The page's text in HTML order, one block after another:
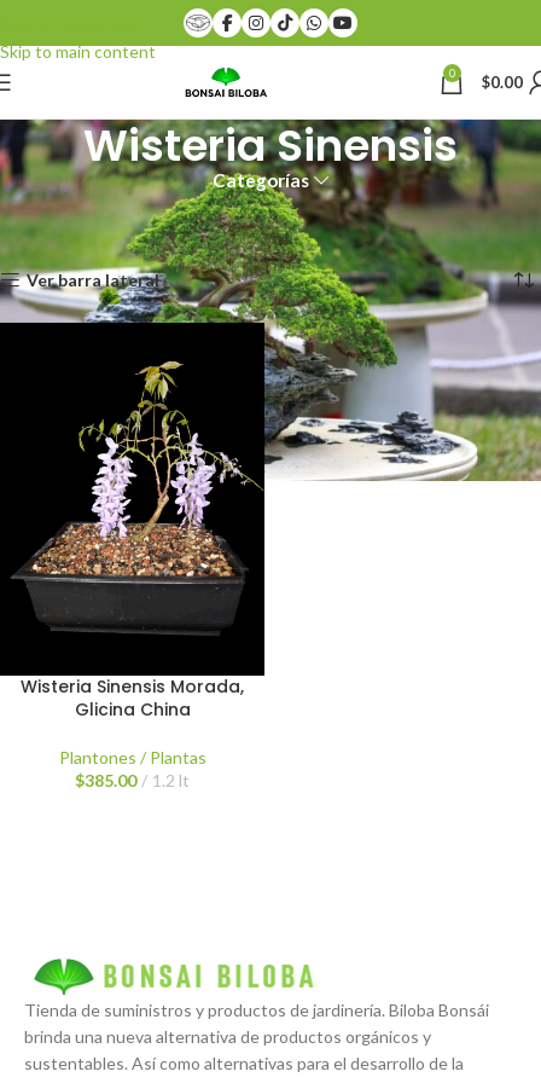
Skip to main content
0 $0.00
Wisteria Sinensis
Categorías
Inicio Productos etiquetados “Wisteria Sinensis”
Mostrando el único resultado
Ver barra lateral
Wisteria Sinensis Morada,
Glicina China
Plantones / Plantas
$385.00 1.2 lt
Tienda de suministros y productos de jardinería. Biloba Bonsái
brinda una nueva alternativa de productos orgánicos y
sustentables. Así como alternativas para el desarrollo de la